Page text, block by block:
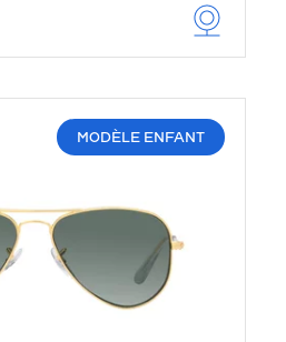
MODÈLE ENFANT